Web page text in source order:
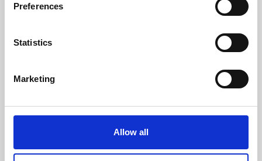
Collect information about your geographical location
Identify your device by actively scanning it for
Find out more about how your personal data is processed
and set your preferences in the
Alumio uses cookies on its website. A cookie is a small
text file that a web browser saves to your computer. You
browser settings accordingly. This could affect the
Preferences
Statistics
Marketing
Allow all
kunnen het op verschillende systemen
helemaal opnieuw op te bouwen.”